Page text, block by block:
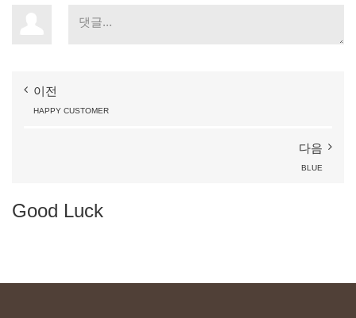
이전
HAPPY CUSTOMER
다음
BLUE
Good Luck